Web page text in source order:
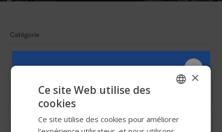
Catégorie
SWEDISH
×
Ce site Web utilise des
cookies
Ce site utilise des cookies pour améliorer